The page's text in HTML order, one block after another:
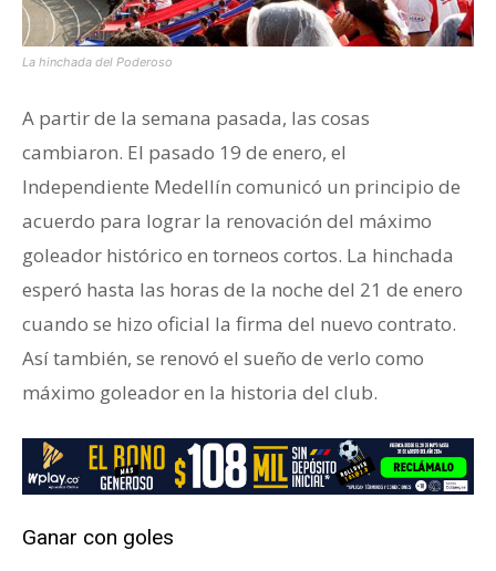
La hinchada del Poderoso
A partir de la semana pasada, las cosas
cambiaron. El pasado 19 de enero, el
Independiente Medellín comunicó un principio de
acuerdo para lograr la renovación del máximo
goleador histórico en torneos cortos. La hinchada
esperó hasta las horas de la noche del 21 de enero
cuando se hizo oficial la firma del nuevo contrato.
Así también, se renovó el sueño de verlo como
máximo goleador en la historia del club.
Ganar con goles